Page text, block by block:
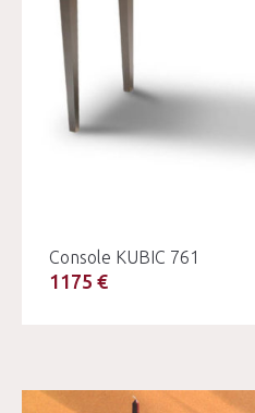
Console KUBIC 761
1175 €